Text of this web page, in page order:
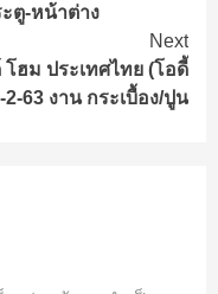
ะตู-หน้าต่าง
Next
ฮม ประเทศไทย (โอดี้
63 งาน กระเบื้อง/ปูน